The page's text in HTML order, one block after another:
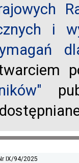
i
IX/94/2025